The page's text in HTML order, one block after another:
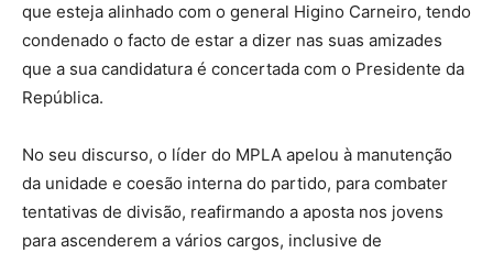
que esteja alinhado com o general Higino Carneiro, tendo
condenado o facto de estar a dizer nas suas amizades
que a sua candidatura é concertada com o Presidente da
República.
No seu discurso, o líder do MPLA apelou à manutenção
da unidade e coesão interna do partido, para combater
tentativas de divisão, reafirmando a aposta nos jovens
para ascenderem a vários cargos, inclusive de